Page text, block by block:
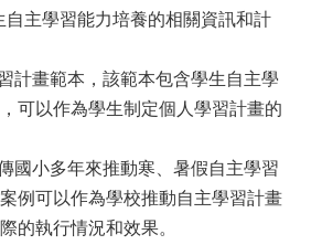
自主學習能力培養的相關資訊和計
計畫範本，該範本包含學生自主學
可以作為學生制定個人學習計畫的
國小多年來推動寒、暑假自主學習
例可以作為學校推動自主學習計畫
的執行情況和效果。